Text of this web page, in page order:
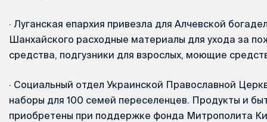
· Луганская епархия привезла для Алчевской
Шанхайского расходные материалы для ухода за
средства, подгузники для взрослых, моющие
· Социальный отдел Украинской Православной
наборы для 100 семей переселенцев. Продукты и
приобретены при поддержке фонда Митрополита